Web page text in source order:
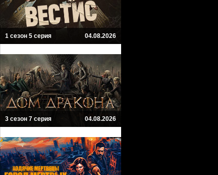
1 сезон 5 серия 04.08.2026
3 сезон 7 серия 04.08.2026